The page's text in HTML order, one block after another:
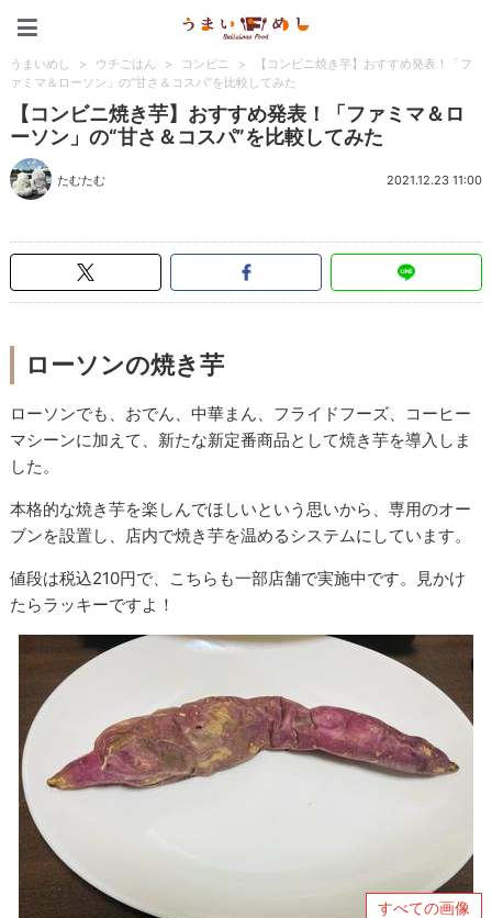
うまいめし > ウチごはん > コンビニ >
【コンビニ焼き芋】おすすめ発表！「フ
ァミマ＆ローソン」の“甘さ＆コスパ”を比較してみた
【コンビニ焼き芋】おすすめ発表！「ファミマ＆ロ
ーソン」の“甘さ＆コスパ”を比較してみた
たむたむ 2021.12.23 11:00
ローソンの焼き芋
ローソンでも、おでん、中華まん、フライドフーズ、コーヒー
マシーンに加えて、新たな新定番商品として焼き芋を導入しま
した。
本格的な焼き芋を楽しんでほしいという思いから、専用のオー
ブンを設置し、店内で焼き芋を温めるシステムにしています。
値段は税込210円で、こちらも一部店舗で実施中です。見かけ
たらラッキーですよ！
すべての画像